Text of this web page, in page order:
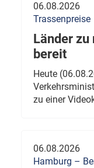
06.08.2026
Trassenpreise
Länder
bereit
Heute
zu einer
06.08.2026
Hamburg –